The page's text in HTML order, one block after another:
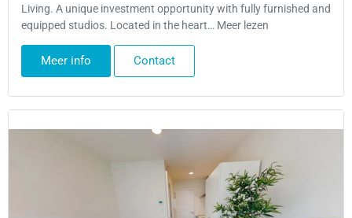
Living. A unique investment opportunity with fully furnished and
equipped studios. Located in the heart… Meer lezen
Meer info Contact